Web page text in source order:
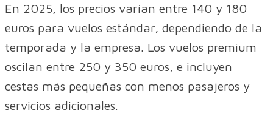
En 2025, los precios varían entre 140 y 180
euros para vuelos estándar, dependiendo de la
temporada y la empresa. Los vuelos premium
oscilan entre 250 y 350 euros, e incluyen
cestas más pequeñas con menos pasajeros y
servicios adicionales.